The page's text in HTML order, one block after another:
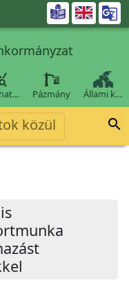

Pázmány Állami k…
közül 